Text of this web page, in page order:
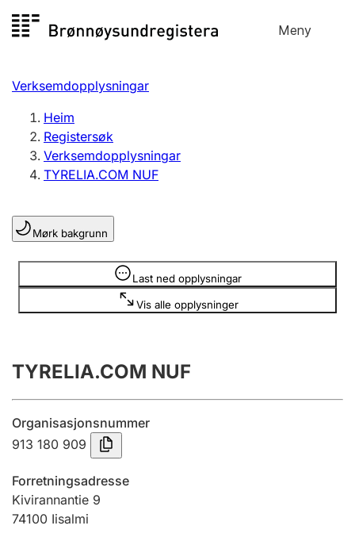
til
Meny
Registersøk
Aksjeselskap
Enkeltpersonføretak
Registrere, endre, slette
Lag og foreining
Registrere, endre, slette
Årsrekneskap
Innsending og forseinkingsgebyr
Tinglysing
Jeger
Verksemdopplysningar
Heim
Registersøk
Verksemdopplysningar
TYRELIA.COM NUF
Mørk bakgrunn
Last ned opplysningar
Vis alle opplysninger
Opplysninger er skjult
TYRELIA.COM NUF
Organisasjonsnummer
913 180 909
Forretningsadresse
Kivirannantie 9
74100 Iisalmi